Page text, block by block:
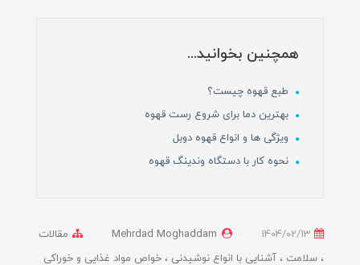
همچنین بخوانید...
طبع قهوه چیست؟
بهترین دما برای شروع رست قهوه
ویژگی ها و انواع قهوه دوبل
نحوه کار با دستگاه وندینگ قهوه
Mehrdad Moghaddam
مقالات
سلامت
آشنایی با انواع نوشیدنی
خواص مواد غذایی و خوراکی